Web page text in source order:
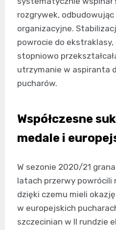
rozgrywek,
organizacyjne.
powrocie do ekstraklasy,
stopniowo
utrzymanie w aspiranta
pucharów.
Współczesne
medale i
W sezonie 2020/21
latach przerwy powrócili
dzięki czemu mieli
w europejskich
szczecinian w II rundzie